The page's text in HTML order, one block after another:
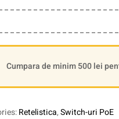
Cumpara de minim 500 lei
Retelistica,Switch-uri PoE